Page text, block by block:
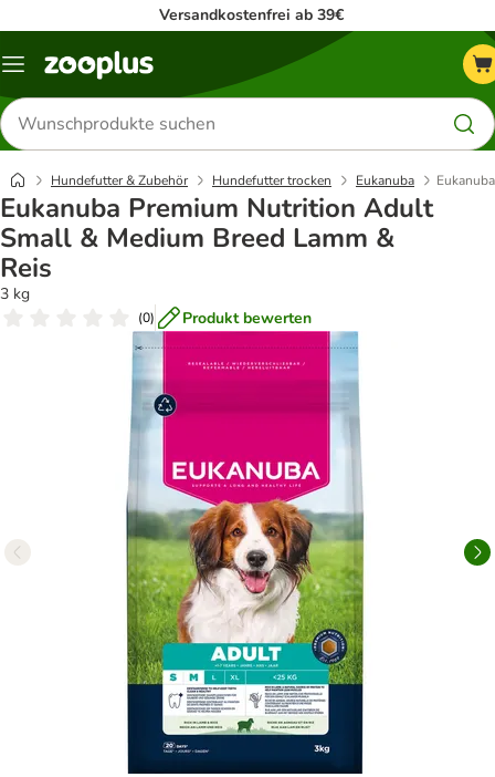
Versandkostenfrei ab 39€
Menü
Produkte
suchen
Hundefutter & Zubehör Hundefutter trocken Eukanuba
Eukanuba Premium Nutrition Adult
Small & Medium Breed Lamm &
Reis
3 kg
(0) Produkt bewerten